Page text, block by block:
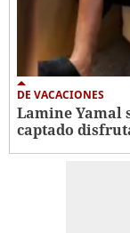
DE VACACIONES
Lamine Yamal
captado